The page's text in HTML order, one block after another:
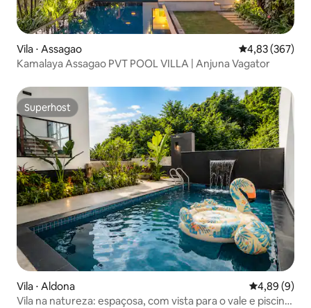
Vila ⋅ Assagao 4,83 de uma
4,83 (367)
Kamalaya Assagao PVT POOL VILLA | Anjuna Vagator
Superhost
Superhost
Vila ⋅ Aldona 4,89 de uma
4,89 (9)
Vila na natureza: espaçosa, com vista para o vale e piscina